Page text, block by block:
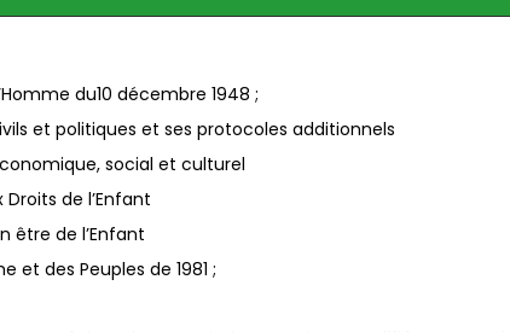
du10 décembre 1948 ;
et politiques et ses protocoles additionnels
social et culturel
de l’Enfant
être de l’Enfant
et des Peuples de 1981 ;